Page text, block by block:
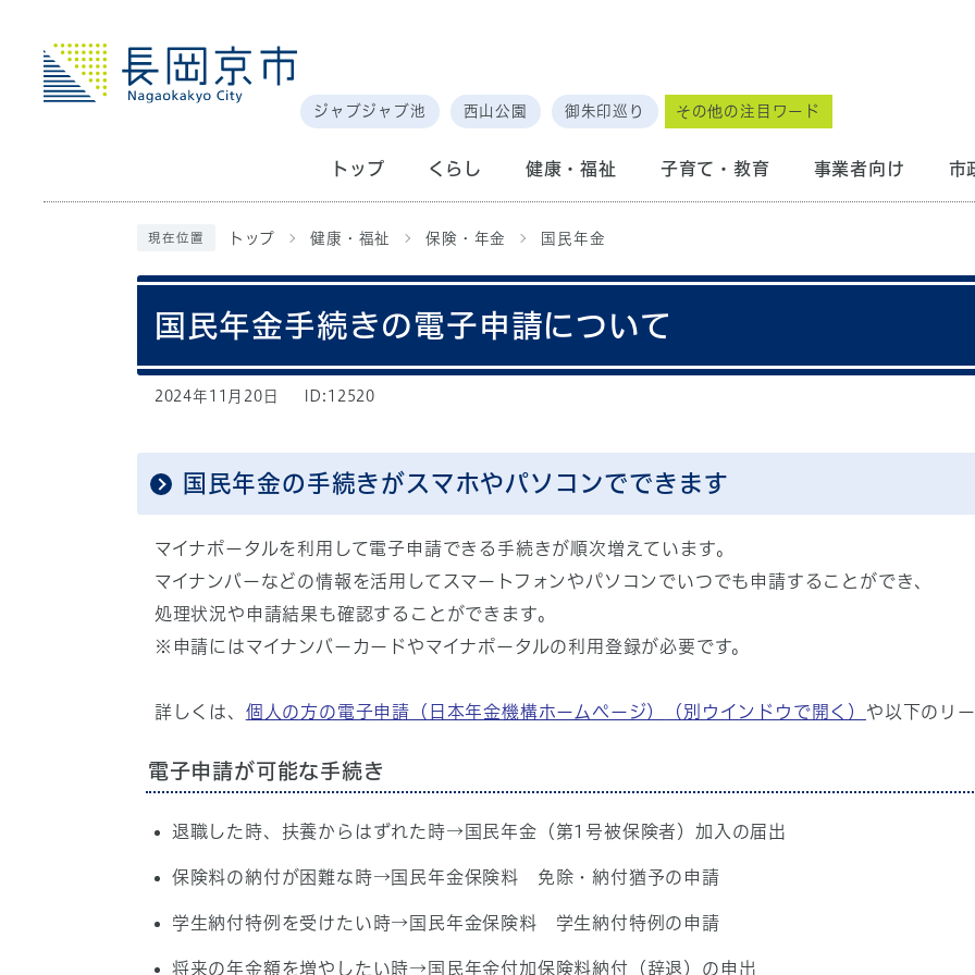
ジャブジャブ池 西山公園 御朱印巡り その他の注目ワード
トップ くらし 健康・福祉 子育て・教育 事業者向け 市
現在位置 トップ 健康・福祉 保険・年金 国民年金
国民年金手続きの電子申請について
2024年11月20日 ID:12520
国民年金の手続きがスマホやパソコンでできます
マイナポータルを利用して電子申請できる手続きが順次増えています。
マイナンバーなどの情報を活用してスマートフォンやパソコンでいつでも申請することができ、
処理状況や申請結果も確認することができます。
※申請にはマイナンバーカードやマイナポータルの利用登録が必要です。
詳しくは、 個人の方の電子申請（日本年金機構ホームページ） （別ウインドウで開く） や以下のリ
電子申請が可能な手続き
退職した時、扶養からはずれた時→国民年金（第1号被保険者）加入の届出
保険料の納付が困難な時→国民年金保険料 免除・納付猶予の申請
学生納付特例を受けたい時→国民年金保険料 学生納付特例の申請
将来の年金額を増やしたい時→国民年金付加保険料納付（辞退）の申出